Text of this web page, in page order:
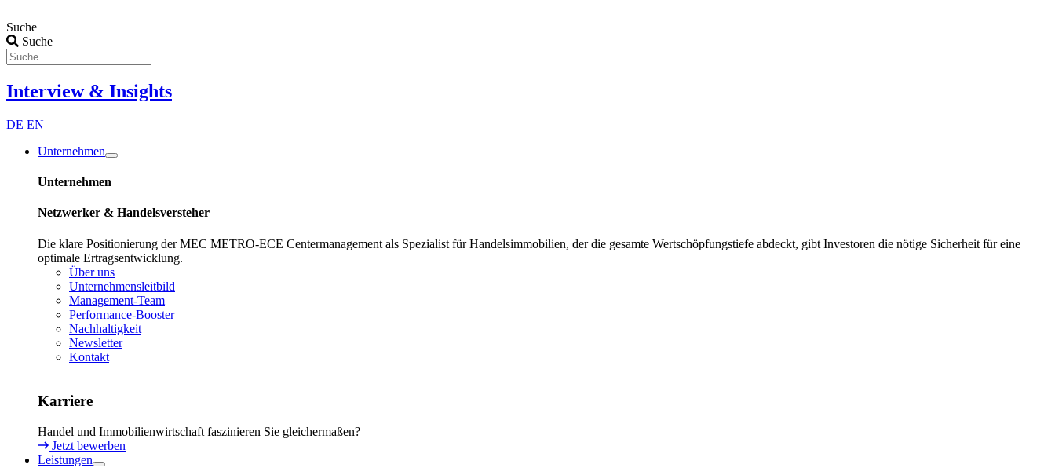
Inhalt
wechseln
Suche
Suche
Interview & Insights
DE EN
Unternehmen
Unternehmen
Netzwerker & Handelsversteher
Die klare Positionierung der MEC METRO-ECE Centermanagement als Spezialist für Handelsimmobilien, der die gesamte Wertschöpfungstiefe abdeckt, gibt Investoren die nötige Sicherheit für eine
optimale Ertragsentwicklung.
Über uns
Unternehmensleitbild
Management-Team
Performance-Booster
Nachhaltigkeit
Newsletter
Kontakt
Karriere
Handel und Immobilienwirtschaft faszinieren Sie gleichermaßen?
Jetzt bewerben
Leistungen